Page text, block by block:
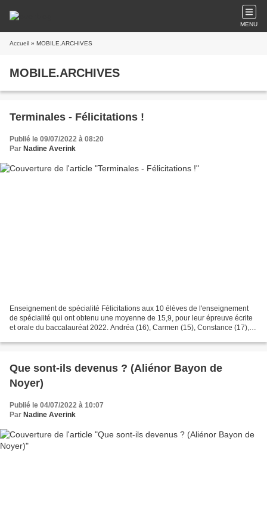
MENU
Accueil » MOBILE.ARCHIVES
MOBILE.ARCHIVES
Terminales - Félicitations !
Publié le 09/07/2022 à 08:20
Par Nadine Averink
Enseignement de spécialité Félicitations aux 10 élèves de l'enseignement
de spécialité qui ont obtenu une moyenne de 15,9, pour leur épreuve écrite
et orale du baccalauréat 2022. Andréa (16), Carmen (15), Constance (17),
Que sont-ils devenus ? (Aliénor Bayon de
Noyer)
Publié le 04/07/2022 à 10:07
Par Nadine Averink